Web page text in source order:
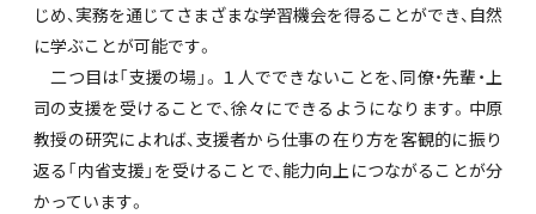
じめ、実務を通じてさまざまな学習機会を得ることができ、自然
に学ぶことが可能です。
二つ目は「支援の場」。１人でできないことを、同僚・先輩・上
司の支援を受けることで、徐々にできるようになります。中原
教授の研究によれば、支援者から仕事の在り方を客観的に振り
返る「内省支援」を受けることで、能力向上につながることが分
かっています。